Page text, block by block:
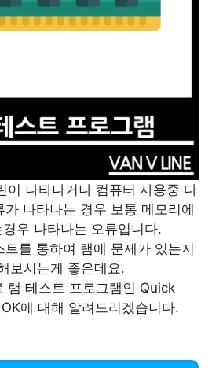
이 나타나거나 컴퓨터 사용중 다
가 나타나는 경우 보통 메모리에
우 나타나는 오류입니다.
트를 통하여 램에 문제가 있는지
보시는게 좋은데요.
램 테스트 프로그램인 Quick
에 대해 알려드리겠습니다.